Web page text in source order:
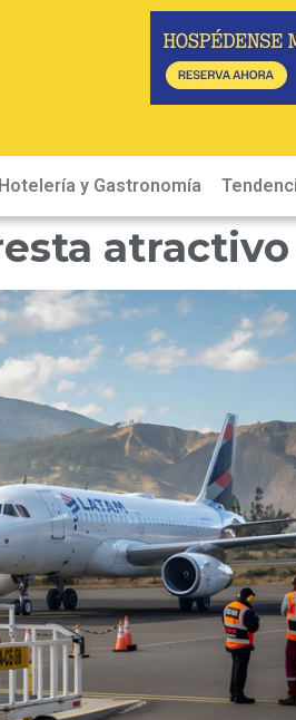
Hotelería y Gastronomía